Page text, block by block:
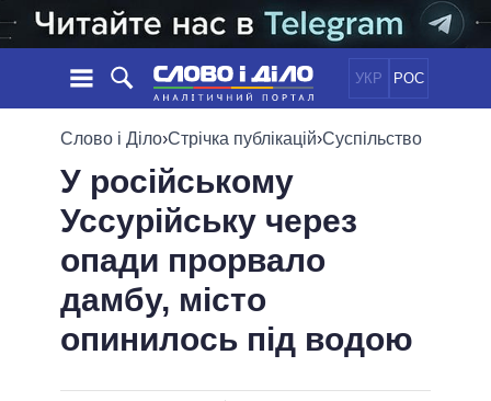
УКР РОС
НОВИНИ
СТРІЧКА
ПОДІЇ
СТАТТІ
ДУМКИ
ОГЛЯДИ
ДАЙДЖЕСТИ
ПОЛІТИКА
ЕКОНОМІКА
СУСПІЛЬСТВО
ОБIЦЯНКИ
ПОЛIТИКИ
УСІ ПОЛІТИКИ
ПРЕЗИДЕНТ І ОФІС
ВЕРХОВНА РАДА
ІНФОГРАФІКА
ВІДЕО
Слово і Діло›Стрічка публікацій›Суспільство
У російському
Уссурійську через
опади прорвало
дамбу, місто
опинилось під водою